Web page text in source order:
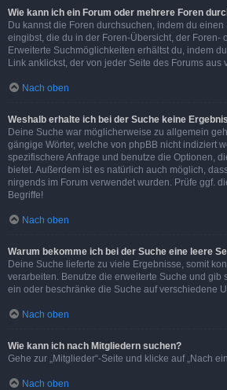
Wie kann ich ein Forum oder mehrere Foren
Du kannst die Foren durchsuchen, indem du
eingibst, die du in der Foren-Übersicht, der Foren-
Erweiterte Suchmöglichkeiten erhältst du, indem
Link anklickst, der von jeder Seite des Forums aus
Nach oben
Weshalb erhalte ich bei der Suche keine
Deine Suche war möglicherweise zu allgemein
gängige Wörter, welche von phpBB nicht indiziert
spezifischere Anfrage und benutze die Optionen,
bietet. Außerdem ist es natürlich auch möglich,
nirgends im Forum verwendet wurden. Prüfe ggf.
Begriffe!
Nach oben
Warum bekomme ich bei der Suche eine leere
Deine Suche lieferte zu viele Ergebnisse, somit
verarbeiten. Benutze die erweiterte Suche und gib
ein oder beschränke die Suche auf verschiedene
Nach oben
Wie kann ich nach Mitgliedern suchen?
Gehe zur „Mitglieder“-Seite und klicke auf „Nach
Nach oben